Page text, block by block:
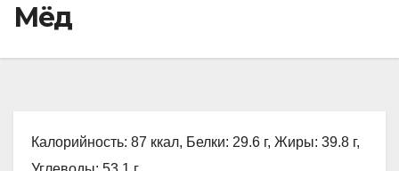
Мёд
Калорийность: 87 ккал, Белки: 29.6 г, Жиры: 39.8 г,